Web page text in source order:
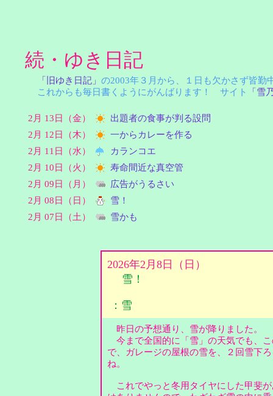
続・ゆき日記
「旧ゆき日記」 の2003年３月から、１日も欠かさず皆
これからも毎日書くようにがんばります！ サイト
「雪
2月 13日（金）
出題者の食事が判る設問
2月 12日（木）
一からカレーを作る
2月 11日（水）
カランコエ
2月 10日（火）
寿命間近な真空管
2月 09日（月）
広告がうるさい
2月 08日（日）
雪！
2月 07日（土）
雪かも
2026年2月8日（日）
雪！
：雪
昨日の予想通り、雪が降りました。
今まで全国的に「雪」の天気でも、
で、ガレージの屋根の雪を、２回雪下
ね。
これでやっと冬用タイヤにした甲斐